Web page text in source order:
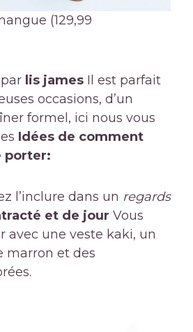
(129,99
lis james Il est parfait
occasions, d’un
formel, ici nous vous
Idées de comment
porter:
l’inclure dans un regards
et de jour Vous
avec une veste kaki, un
marron et des